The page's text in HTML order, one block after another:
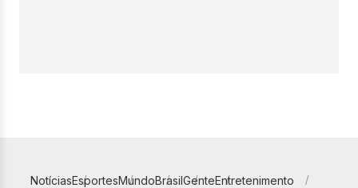
NotíciasEsportesMundoBrasilGenteEntretenimento